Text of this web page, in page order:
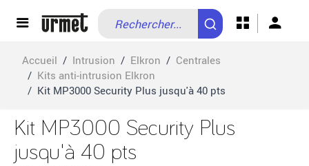
Accueil / Intrusion / Elkron / Centrales
/ Kits anti-intrusion Elkron
/ Kit MP3000 Security Plus jusqu'à 40 pts
Kit MP3000 Security Plus
jusqu'à 40 pts